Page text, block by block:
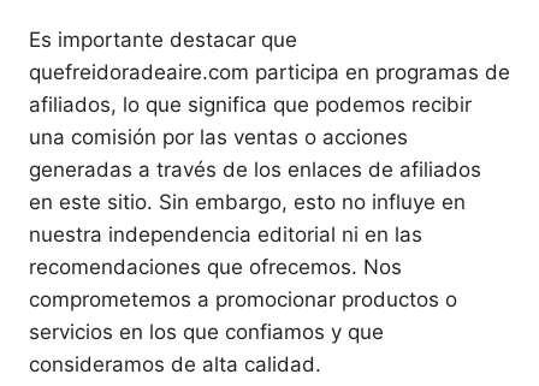
Es importante destacar que
quefreidoradeaire.com participa en programas de
afiliados, lo que significa que podemos recibir
una comisión por las ventas o acciones
generadas a través de los enlaces de afiliados
en este sitio. Sin embargo, esto no influye en
nuestra independencia editorial ni en las
recomendaciones que ofrecemos. Nos
comprometemos a promocionar productos o
servicios en los que confiamos y que
consideramos de alta calidad.